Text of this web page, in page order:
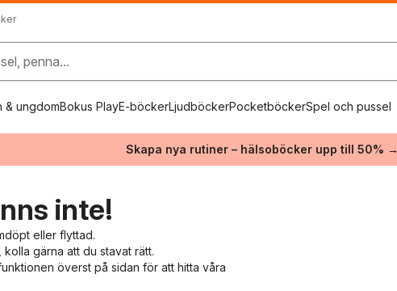
penna...
& ungdomBokus PlayE-böckerLjudböckerPocketböckerSpel och pussel
Skapa nya rutiner – hälsoböcker upp till 50% →
inte!
eller flyttad.
gärna att du stavat rätt.
överst på sidan för att hitta våra